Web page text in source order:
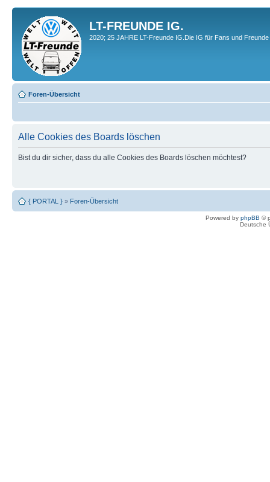
LT-FREUNDE IG.
2020; 25 JAHRE LT-Freunde IG.Die IG für Fans und
Foren-Übersicht
Alle Cookies des Boards löschen
Bist du dir sicher, dass du alle Cookies des Boards löschen möchtest?
{ PORTAL } » Foren-Übersicht
Powered by phpBB ©
Deutsche